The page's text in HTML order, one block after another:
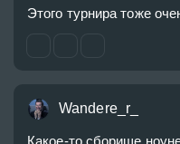
Этого турнира тоже
Wandere_r_
Какое-то сборище